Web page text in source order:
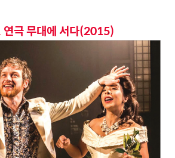
극 무대에 서다(2015)